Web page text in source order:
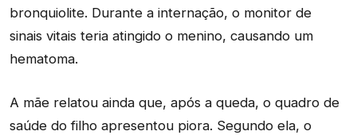
bronquiolite. Durante a internação, o monitor de
sinais vitais teria atingido o menino, causando um
hematoma.
A mãe relatou ainda que, após a queda, o quadro de
saúde do filho apresentou piora. Segundo ela, o